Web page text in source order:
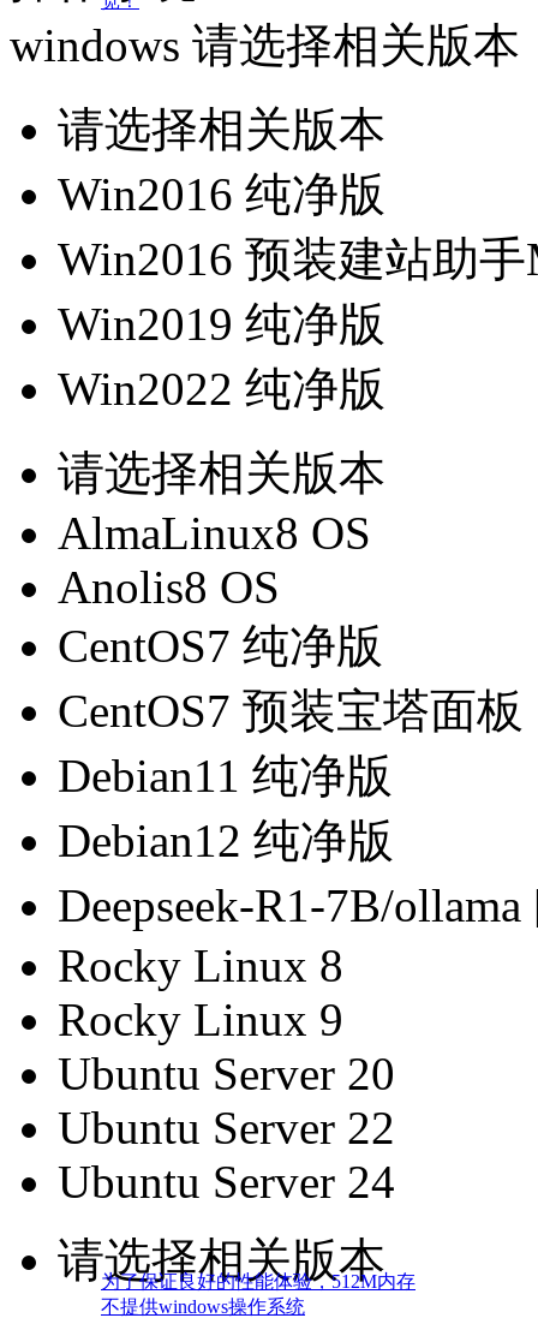
windows 请选择相关版本
请选择相关版本
Win2016 纯净版
Win2016 预装建站助
Win2019 纯净版
Win2022 纯净版
请选择相关版本
AlmaLinux8 OS
Anolis8 OS
CentOS7 纯净版
CentOS7 预装宝塔面板
Debian11 纯净版
Debian12 纯净版
Deepseek-R1-7B/
Rocky Linux 8
Rocky Linux 9
Ubuntu Server 20
Ubuntu Server 22
Ubuntu Server 24
请选择相关版本
为了保证良好的性能体验，512M内存
不提供windows操作系统